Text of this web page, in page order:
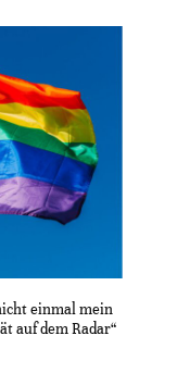
einmal mein
auf dem Radar“